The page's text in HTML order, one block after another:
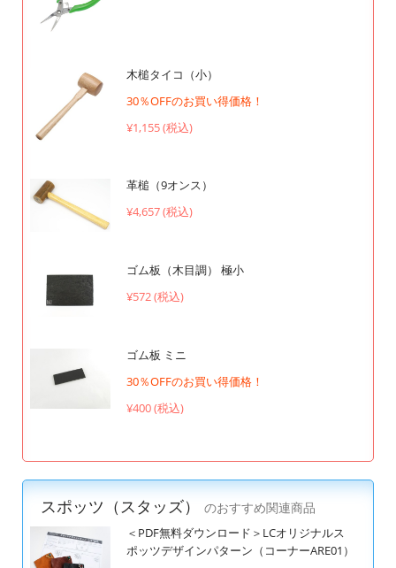
木槌タイコ（小）
30％OFFのお買い得価格！
¥1,155 (税込)
革槌（9オンス）
¥4,657 (税込)
ゴム板（木目調） 極小
¥572 (税込)
ゴム板 ミニ
30％OFFのお買い得価格！
¥400 (税込)
スポッツ（スタッズ）
のおすすめ関連商品
＜PDF無料ダウンロード＞LCオリジナルス
ポッツデザインパターン（コーナーARE01）